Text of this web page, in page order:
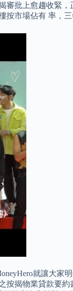
審批上愈趨收緊
市場佔有 率，
就讓大家
按揭物業貸款要